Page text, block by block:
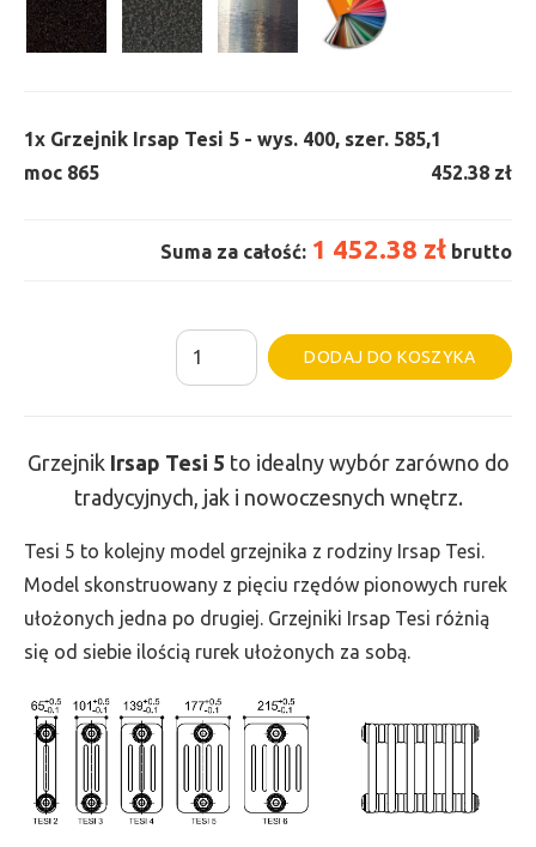
1x Grzejnik Irsap Tesi 5 - wys. 400, szer. 585,
moc 865
1
452.38 zł
Suma za całość: 1 452.38 zł brutto
ilość
Grzejnik
-
wys.
400,
szer.
585,
865
DODAJ DO KOSZYKA
Grzejnik Irsap Tesi 5 to idealny wybór zarówno do
tradycyjnych, jak i nowoczesnych wnętrz.
Tesi 5 to kolejny model grzejnika z rodziny Irsap Tesi.
Model skonstruowany z pięciu rzędów pionowych rurek
ułożonych jedna po drugiej. Grzejniki Irsap Tesi różnią
się od siebie ilością rurek ułożonych za sobą.